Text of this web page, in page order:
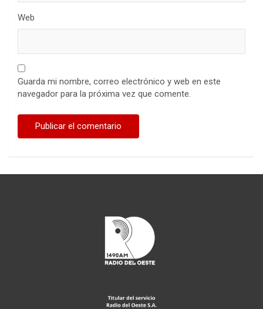
Web
Guarda mi nombre, correo electrónico y web en este
navegador para la próxima vez que comente.